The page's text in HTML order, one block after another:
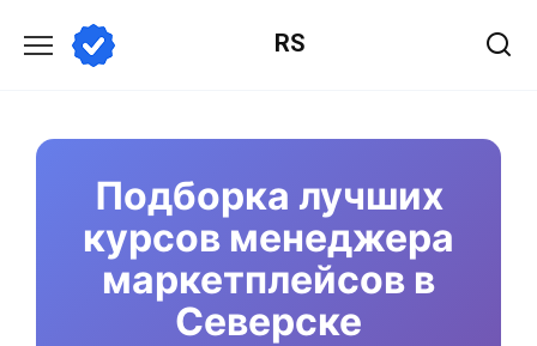
содержанию
RS
Подборка лучших
курсов менеджера
маркетплейсов в
Северске